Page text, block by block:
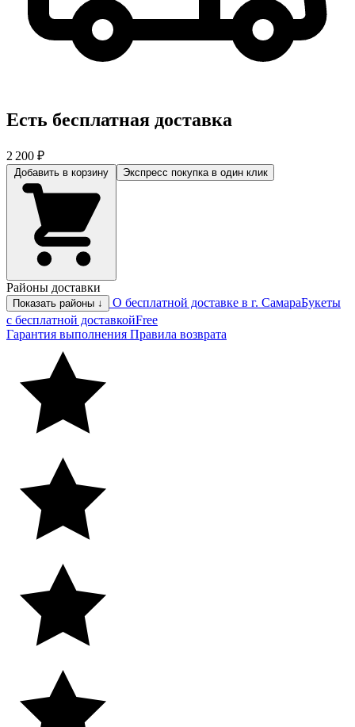
Есть бесплатная доставка
2 200 ₽
Экспресс покупка в один клик
Районы доставки
Показать районы ↓ О бесплатной доставке в г. СамараБукеты
с бесплатной доставкойFree
Гарантия выполнения Правила возврата